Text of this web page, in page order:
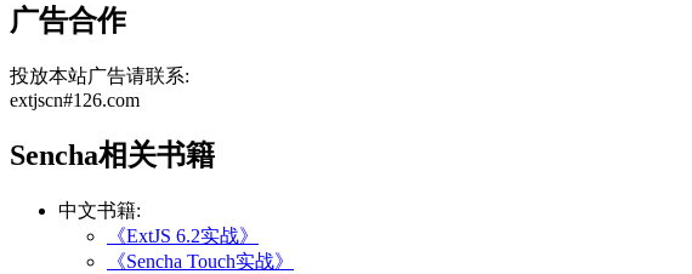
广告合作
投放本站广告请联系:
extjscn#126.com
Sencha相关书籍
中文书籍:
《ExtJS 6.2实战》
《Sencha Touch实战》